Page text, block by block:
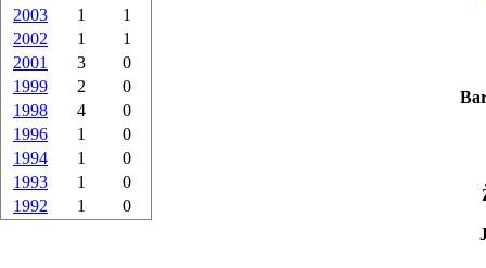
2003
1
1
2002
1
1
2001
3
0
1999
2
0
1998
4
0
1996
1
0
1994
1
0
1993
1
0
1992
1 0